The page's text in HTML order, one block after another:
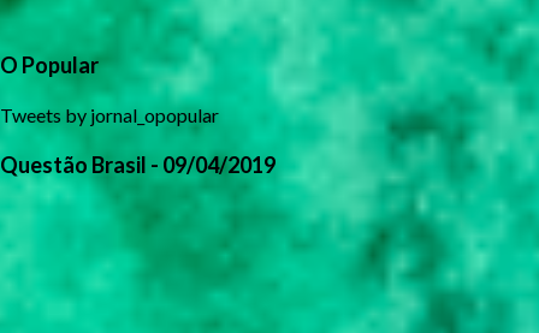
O Popular
Tweets by jornal_opopular
Questão Brasil - 09/04/2019